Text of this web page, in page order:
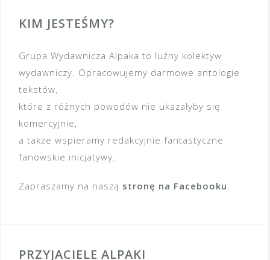
KIM JESTEŚMY?
Grupa Wydawnicza Alpaka to luźny kolektyw
wydawniczy. Opracowujemy darmowe antologie
tekstów,
które z różnych powodów nie ukazałyby się
komercyjnie,
a także wspieramy redakcyjnie fantastyczne
fanowskie inicjatywy.
Zapraszamy na naszą stronę na Facebooku.
PRZYJACIELE ALPAKI